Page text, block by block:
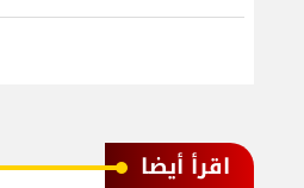
اقرأ أيضا